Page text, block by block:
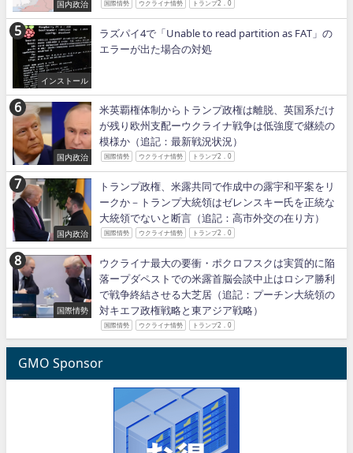
国内政治 国際情勢 ウクライナ情勢 トランプ2．0
インストール
ラズパイ4で「Unable to read partition as FAT」の
エラーが出た場合の対処
国内政治
米英覇権体制からトランプ政権は離脱、英国系だけ
が残り欧州支配ーウクライナ戦争は低強度で継続の
模様か（追記：最新戦況状況）
国際情勢 ウクライナ情勢 トランプ2．0
国内政治
トランプ政権、米露共同で作成中の露宇和平案をリ
ークか－トランプ大統領はゼレンスキー氏を正統な
大統領でないと断言（追記：高市外交の在り方）
国際情勢 ウクライナ情勢 トランプ2．0
国際情勢
ウクライナ最大の要衝・ポクロフスクは実質的に陥
落ープダペストでの米露首脳会談中止はロシア勝利
で戦争終結させる大芝居（追記：プーチン大統領の
対キエフ政権戦略と東アジア戦略）
国際情勢 ウクライナ情勢 トランプ2．0
GMO Sponsor